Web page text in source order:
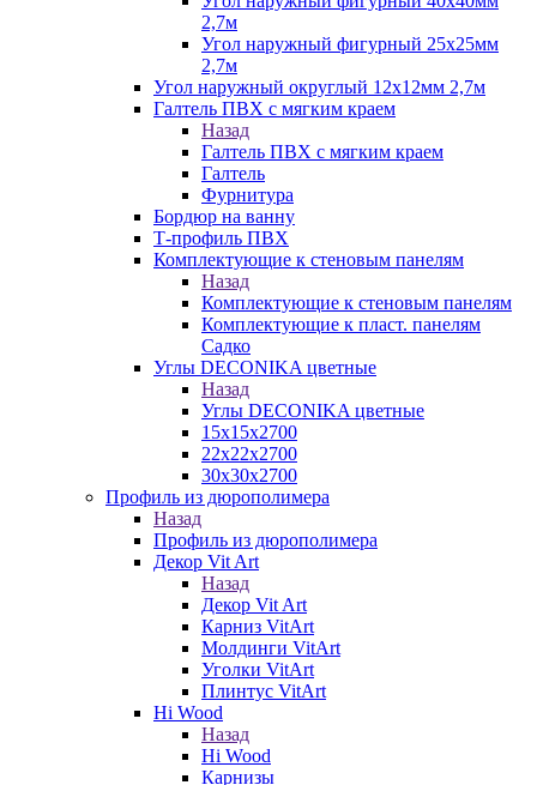
2,7м
Угол наружный фигурный 25х25мм
2,7м
Угол наружный округлый 12х12мм 2,7м
Галтель ПВХ с мягким краем
Назад
Галтель ПВХ с мягким краем
Галтель
Фурнитура
Бордюр на ванну
Т-профиль ПВХ
Комплектующие к стеновым панелям
Назад
Комплектующие к стеновым панелям
Комплектующие к пласт. панелям
Садко
Углы DECONIKA цветные
Назад
Углы DECONIKA цветные
15х15х2700
22х22х2700
30х30х2700
Профиль из дюрополимера
Назад
Профиль из дюрополимера
Декор Vit Art
Назад
Декор Vit Art
Карниз VitArt
Молдинги VitArt
Уголки VitArt
Плинтус VitArt
Hi Wood
Назад
Hi Wood
Карнизы